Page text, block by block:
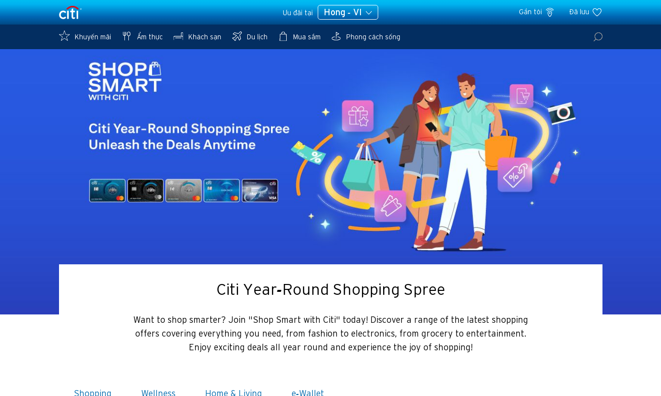
Ưu đãi tại Hong - VI Gần tôi Đã lưu
Khuyến mãi Ẩm thực Khách sạn Du lịch Mua sắm Phong cách sống
Citi Year-Round Shopping Spree
Want to shop smarter? Join "Shop Smart with Citi" today! Discover a range of the latest shopping
offers covering everything you need, from fashion to electronics, from grocery to entertainment.
Enjoy exciting deals all year round and experience the joy of shopping!
Shopping Wellness Home & Living e-Wallet